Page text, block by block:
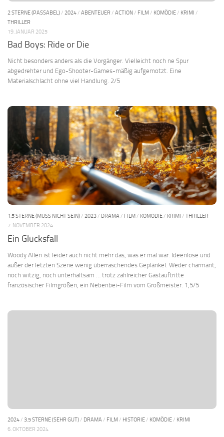
2 STERNE (PASSABEL)/ 2024/ ABENTEUER / ACTION/ FILM/ KOMÖDIE/ KRIMI /
THRILLER
19. JANUAR 2025
Bad Boys: Ride or Die
Nicht besonders anders als die Vorgänger. Vielleicht noch ne Spur
abgedrehter und Ego-Shooter-Games-mäßig aufgemotzt. Eine
Materialschlacht ohne viel Handlung. 2/5
1.5 STERNE (MUSS NICHT SEIN)/ 2023/ DRAMA / FILM/ KOMÖDIE/ KRIMI / THRILLER
7. NOVEMBER 2024
Ein Glücksfall
Woody Allen ist leider auch nicht mehr das, was er mal war. Ideenlose und
außer der letzten Szene wenig überraschendes Geplänkel. Weder charmant,
noch witzig, noch unterhaltsam … trotz zahlreicher Gastauftritte
französischer Filmgrößen, ein Nebenbei-Film vom Großmeister. 1,5/5
2024/ 3.5 STERNE (SEHR GUT)/ DRAMA / FILM/ HISTORIE/ KOMÖDIE/ KRIMI
6. OKTOBER 2024